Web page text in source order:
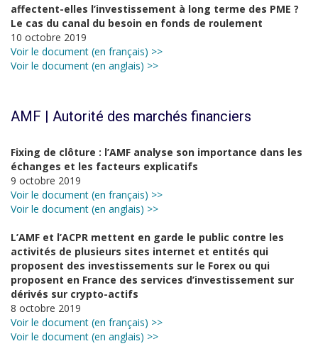
affectent-elles l’investissement à long terme des PME ?
Le cas du canal du besoin en fonds de roulement
10 octobre 2019
Voir le document (en français) >>
Voir le document (en anglais) >>
AMF | Autorité des marchés financiers
Fixing de clôture : l’AMF analyse son importance dans les
échanges et les facteurs explicatifs
9 octobre 2019
Voir le document (en français) >>
Voir le document (en anglais) >>
L’AMF et l’ACPR mettent en garde le public contre les
activités de plusieurs sites internet et entités qui
proposent des investissements sur le Forex ou qui
proposent en France des services d’investissement sur
dérivés sur crypto-actifs
8 octobre 2019
Voir le document (en français) >>
Voir le document (en anglais) >>